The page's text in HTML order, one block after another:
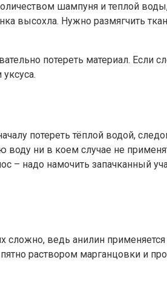
шампуня и теплой
высохла. Нужно размягчить
потереть материал. Если
потереть тёплой водой,
ни в коем случае не
– надо намочить запачканный
ведь анилин
раствором марганцовки и